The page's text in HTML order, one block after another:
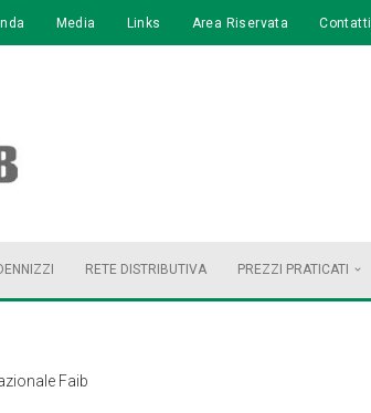
Media Links Area Riservata Contatti
RETE DISTRIBUTIVA PREZZI PRATICATI
Faib